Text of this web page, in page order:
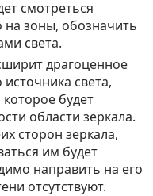
смотреться
на зоны, обозначить
света.
света,
будет
области зеркала.
сторон зеркала,
им будет
направить на его
отсутствуют.